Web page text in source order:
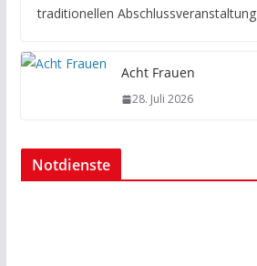
traditionellen Abschlussveranstaltung
Acht Frauen
28. Juli 2026
Notdienste